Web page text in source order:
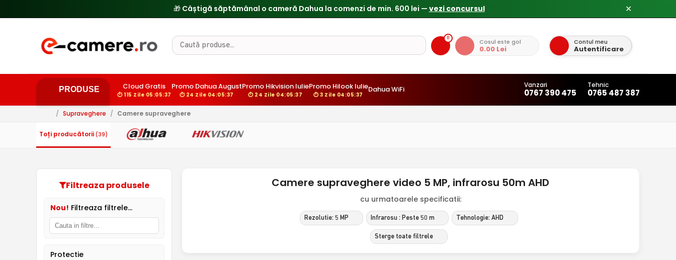
✕
0 Cosul este gol
0.00 Lei
Contul meu
Autentificare
PRODUSE Cloud Gratis
⏱ 115 Zile 05:05:36
Promo Dahua August
⏱ 24 Zile 04:05:36
Promo Hikvision Iulie
⏱ 24 Zile 04:05:36
Promo Hilook Iulie
⏱ 3 Zile 04:05:36
Dahua WiFi Vanzari
0767 390 475
Tehnic
0765 487 387
/ Supraveghere / Camere supraveghere
Toți producătorii (39)
Filtreaza produsele
Nou! Filtreaza filtrele...
Protectie
Camere supraveghere video 5 MP, infrarosu 50m AHD
cu urmatoarele specificatii:
Rezolutie: 5 MP Infrarosu : Peste 50 m Tehnologie: AHD
Sterge toate filtrele